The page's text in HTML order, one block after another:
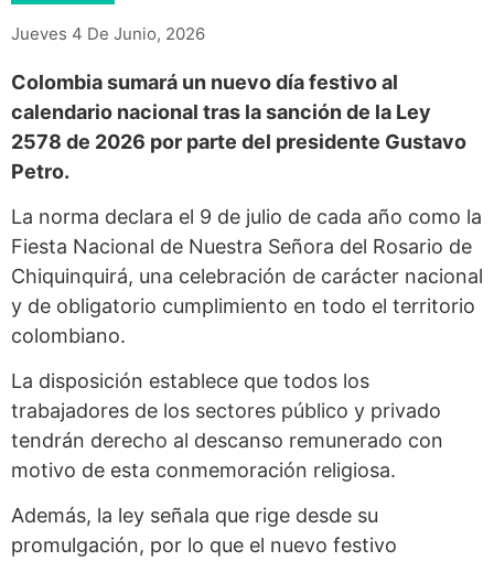
Jueves 4 De Junio, 2026
Colombia sumará un nuevo día festivo al
calendario nacional tras la sanción de la Ley
2578 de 2026 por parte del presidente Gustavo
Petro.
La norma declara el 9 de julio de cada año como la
Fiesta Nacional de Nuestra Señora del Rosario de
Chiquinquirá, una celebración de carácter nacional
y de obligatorio cumplimiento en todo el territorio
colombiano.
La disposición establece que todos los
trabajadores de los sectores público y privado
tendrán derecho al descanso remunerado con
motivo de esta conmemoración religiosa.
Además, la ley señala que rige desde su
promulgación, por lo que el nuevo festivo